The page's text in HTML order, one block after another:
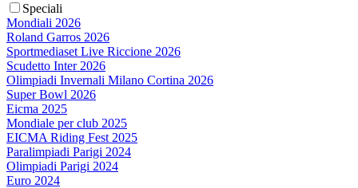
Speciali
Mondiali 2026
Roland Garros 2026
Sportmediaset Live Riccione 2026
Scudetto Inter 2026
Olimpiadi Invernali Milano Cortina 2026
Super Bowl 2026
Eicma 2025
Mondiale per club 2025
EICMA Riding Fest 2025
Paralimpiadi Parigi 2024
Olimpiadi Parigi 2024
Euro 2024